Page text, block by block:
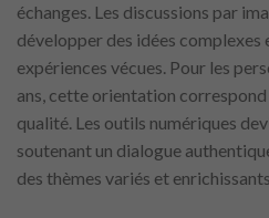
échanges. Les discussions par
développer des idées complexes
expériences vécues. Pour les
ans, cette orientation correspond
qualité. Les outils numériques
soutenant un dialogue
des thèmes variés et